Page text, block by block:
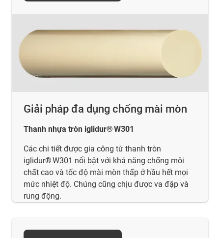
Giải pháp đa dụng chống mài mòn
Thanh nhựa tròn iglidur® W301
Các chi tiết được gia công từ thanh tròn
iglidur® W301 nổi bật với khả năng chống môi
chất cao và tốc độ mài mòn thấp ở hầu hết mọi
mức nhiệt độ. Chúng cũng chịu được va đập và
rung động.